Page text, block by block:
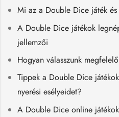
Mi az a Double Dice játék
A Double Dice játékok
jellemzői
Hogyan válasszunk
Tippek a Double Dice
nyerési esélyeidet?
A Double Dice online